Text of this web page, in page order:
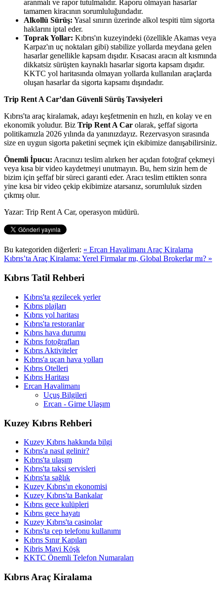
aranmalı ve rapor tutulmalıdır. Raporu olmayan hasarlar
tamamen kiracının sorumluluğundadır.
Alkollü Sürüş: Yasal sınırın üzerinde alkol tespiti tüm sigorta
haklarını iptal eder.
Toprak Yollar: Kıbrıs'ın kuzeyindeki (özellikle Akamas veya
Karpaz'ın uç noktaları gibi) stabilize yollarda meydana gelen
hasarlar genellikle kapsam dışıdır. Kısacası aracın alt kısmında
dikkatsiz sürüşten kaynaklı hasarlar sigorta kapsam dışıdır.
KKTC yol haritasında olmayan yollarda kullanılan araçlarda
oluşan hasarlar da sigorta kapsamı dışındadır.
Trip Rent A Car’dan Güvenli Sürüş Tavsiyeleri
Kıbrıs'ta araç kiralamak, adayı keşfetmenin en hızlı, en kolay ve en
ekonomik yoludur. Biz Trip Rent A Car olarak, şeffaf sigorta
politikamızla 2026 yılında da yanınızdayız. Rezervasyon sırasında
size en uygun sigorta paketini seçmek için ekibimize danışabilirsiniz.
Önemli İpucu: Aracınızı teslim alırken her açıdan fotoğraf çekmeyi
veya kısa bir video kaydetmeyi unutmayın. Bu, hem sizin hem de
bizim için şeffaf bir süreci garanti eder. Aracı teslim ettikten sonra
yine kısa bir video çekip ekibimize atarsanız, sorumluluk sizden
çıkmış olur.
Yazar: Trip Rent A Car, operasyon müdürü.
Bu kategoriden diğerleri: « Ercan Havalimanı Araç Kiralama
Kıbrıs’ta Araç Kiralama: Yerel Firmalar mı, Global Brokerlar mı? »
Kıbrıs Tatil Rehberi
Kıbrıs'ta gezilecek yerler
Kıbrıs plajları
Kıbrıs yol haritası
Kıbrıs'ta restoranlar
Kıbrıs hava durumu
Kıbrıs fotoğrafları
Kıbrıs Aktiviteler
Kıbrıs'a uçan hava yolları
Kıbrıs Otelleri
Kıbrıs Haritası
Ercan Havalimanı
Uçuş Bilgileri
Ercan - Girne Ulaşım
Kuzey Kıbrıs Rehberi
Kuzey Kıbrıs hakkında bilgi
Kıbrıs'a nasıl gelinir?
Kıbrıs'ta ulaşım
Kıbrıs'ta taksi servisleri
Kıbrıs'ta sağlık
Kuzey Kıbrıs'ın ekonomisi
Kuzey Kıbrıs'ta Bankalar
Kıbrıs gece kulüpleri
Kıbrıs gece hayatı
Kuzey Kıbrıs'ta casinolar
Kıbrıs'ta cep telefonu kullanımı
Kıbrıs Sınır Kapıları
Kibris Mavi Köşk
KKTC Önemli Telefon Numaraları
Kıbrıs Araç Kiralama